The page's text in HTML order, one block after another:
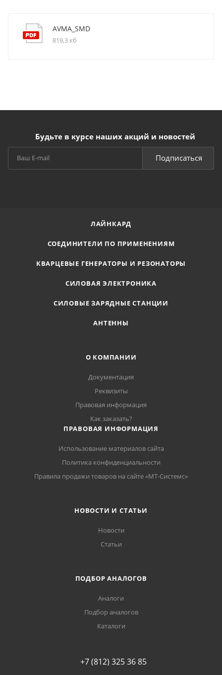
AVMA_SMD
819,3 кб
Будьте в курсе наших акций и новостей
Подписаться
ЛАЙНКАРД
СОЕДИНИТЕЛИ ПО ПРИМЕНЕНИЯМ
КВАРЦЕВЫЕ ГЕНЕРАТОРЫ И РЕЗОНАТОРЫ
СИЛОВАЯ ЭЛЕКТРОНИКА
СИЛОВЫЕ ЗАРЯДНЫЕ СТАНЦИИ
АНТЕННЫ
О КОМПАНИИ
Документация
Реквизиты
Правовая информация
Как заказать?
ПРАВОВАЯ ИНФОРМАЦИЯ
Использование материалов сайта
Политика конфиденциальности
Правила продажи товаров на сайте «МТ-Системс»
НОВОСТИ И СТАТЬИ
Новости
Статьи
ПОДБОР АНАЛОГОВ
Аналоги
Подбор аналогов
Каталоги
+7 (812) 325 36 85